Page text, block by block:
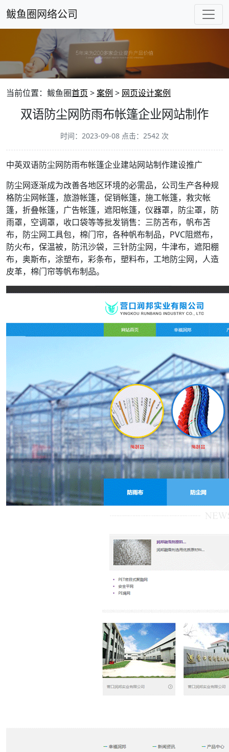
鲅鱼圈网络公司
当前位置：鲅鱼圈首页 >案例 > 网页设计案例
双语防尘网防雨布帐篷企业网站制作
时间：2023-09-08 点击：2542 次
中英双语防尘网防雨布帐篷企业建站网站制作建设推广
防尘网逐渐成为改善各地区环境的必需品，公司生产各种规
格防尘网帐篷，旅游帐篷，促销帐篷，施工帐篷，救灾帐
篷，折叠帐篷，广告帐篷，遮阳帐篷，仪器罩，防尘罩，防
雨罩，空调罩，收口袋等等批发销售：三防苫布，帆布苫
布，防尘网工具包，棉门帘，各种帆布制品，PVC阻燃布，
防火布，保温被，防汛沙袋，三针防尘网，牛津布，遮阳棚
布，奥斯布，涂塑布，彩条布，塑料布，工地防尘网，人造
皮革，棉门帘等帆布制品。